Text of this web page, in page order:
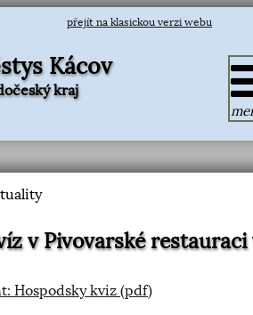
přejít na klasickou verzi webu
Kácov
kraj
v Pivovarské restauraci
Hospodsky kviz (pdf)